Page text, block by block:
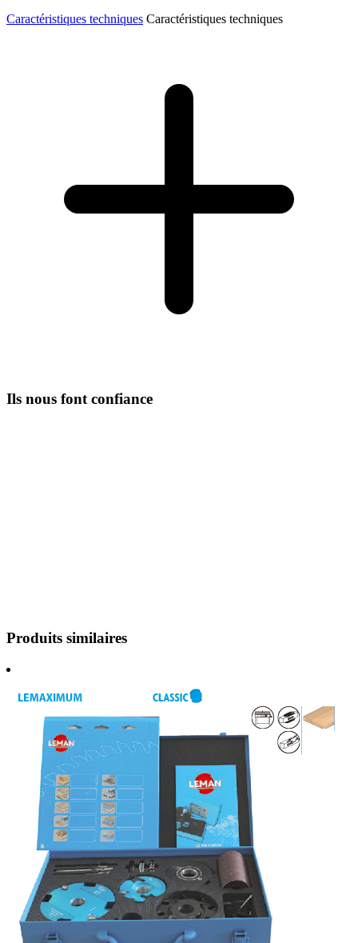
Caractéristiques techniques Caractéristiques techniques
Ils nous font confiance
Produits similaires